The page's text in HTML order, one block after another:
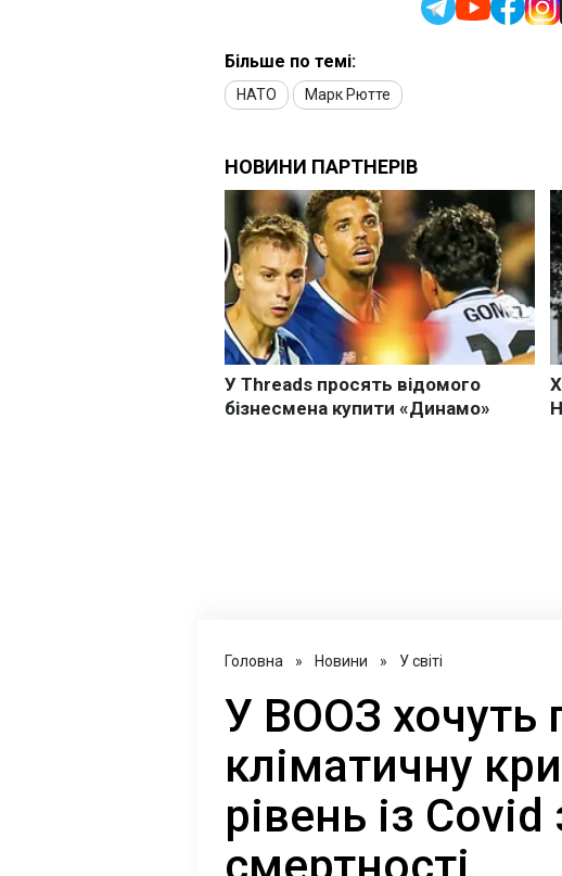
Більше по темі:
НАТО Марк Рютте
Головна » Новини » У світі
У ВООЗ хочуть
кліматичну
рівень із